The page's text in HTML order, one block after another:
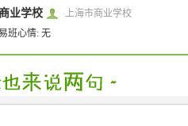
业学校
上海市商业学校
班心情: 无